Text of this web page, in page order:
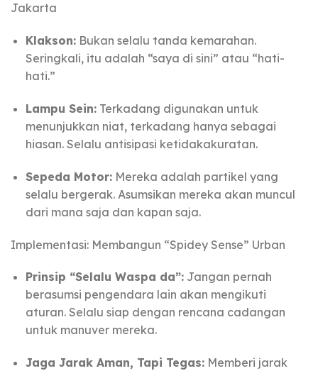
Jakarta
Klakson:Bukan selalu tanda kemarahan.
Seringkali, itu adalah “saya di sini” atau “hati-
hati.”
Lampu Sein:Terkadang digunakan untuk
menunjukkan niat, terkadang hanya sebagai
hiasan. Selalu antisipasi ketidakakuratan.
Sepeda Motor:Mereka adalah partikel yang
selalu bergerak. Asumsikan mereka akan muncul
dari mana saja dan kapan saja.
Implementasi: Membangun “Spidey Sense” Urban
Prinsip “Selalu Waspa da”:Jangan pernah
berasumsi pengendara lain akan mengikuti
aturan. Selalu siap dengan rencana cadangan
untuk manuver mereka.
Jaga Jarak Aman, Tapi Tegas:Memberi jarak